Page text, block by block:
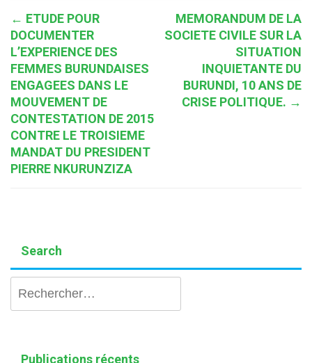
Post
navigation
← ETUDE POUR
DOCUMENTER
L’EXPERIENCE DES
FEMMES BURUNDAISES
ENGAGEES DANS LE
MOUVEMENT DE
CONTESTATION DE 2015
CONTRE LE TROISIEME
MANDAT DU PRESIDENT
PIERRE NKURUNZIZA
MEMORANDUM DE LA
SOCIETE CIVILE SUR LA
SITUATION
INQUIETANTE DU
BURUNDI, 10 ANS DE
CRISE POLITIQUE. →
Search
Publications récents